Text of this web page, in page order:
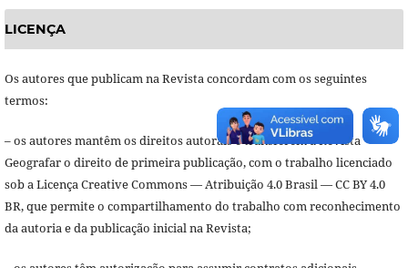
LICENÇA
Os autores que publicam na Revista concordam com os seguintes
termos:
– os autores mantêm os direitos autorais e transferem à Revista
Geografar o direito de primeira publicação, com o trabalho licenciado
sob a Licença Creative Commons — Atribuição 4.0 Brasil — CC BY 4.0
BR, que permite o compartilhamento do trabalho com reconhecimento
da autoria e da publicação inicial na Revista;